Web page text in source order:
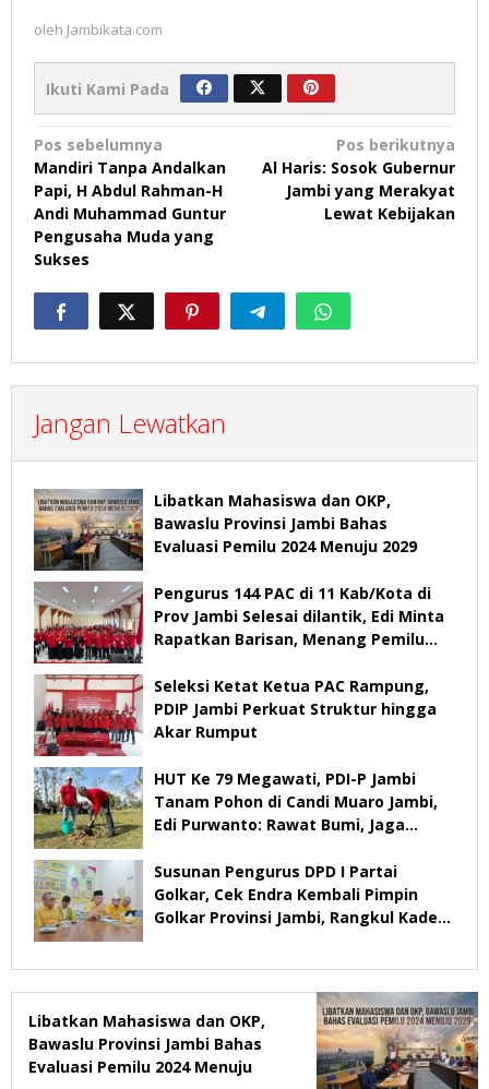
oleh Jambikata.com
Ikuti Kami Pada
Navigasi
pos
Pos sebelumnya
Mandiri Tanpa Andalkan
Papi, H Abdul Rahman-H
Andi Muhammad Guntur
Pengusaha Muda yang
Sukses
Pos berikutnya
Al Haris: Sosok Gubernur
Jambi yang Merakyat
Lewat Kebijakan
Jangan Lewatkan
Libatkan Mahasiswa dan OKP,
Bawaslu Provinsi Jambi Bahas
Evaluasi Pemilu 2024 Menuju 2029
Pengurus 144 PAC di 11 Kab/Kota di
Prov Jambi Selesai dilantik, Edi Minta
Rapatkan Barisan, Menang Pemilu
Seleksi Ketat Ketua PAC Rampung,
PDIP Jambi Perkuat Struktur hingga
Akar Rumput
HUT Ke 79 Megawati, PDI-P Jambi
Tanam Pohon di Candi Muaro Jambi,
Edi Purwanto: Rawat Bumi, Jaga
Susunan Pengurus DPD I Partai
Golkar, Cek Endra Kembali Pimpin
Golkar Provinsi Jambi, Rangkul Kader
Libatkan Mahasiswa dan OKP,
Bawaslu Provinsi Jambi Bahas
Evaluasi Pemilu 2024 Menuju